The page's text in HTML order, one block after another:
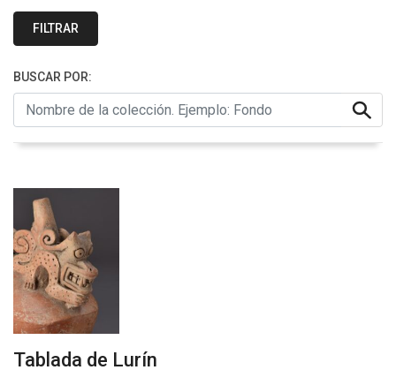
FILTRAR
BUSCAR POR:
Tablada de Lurín